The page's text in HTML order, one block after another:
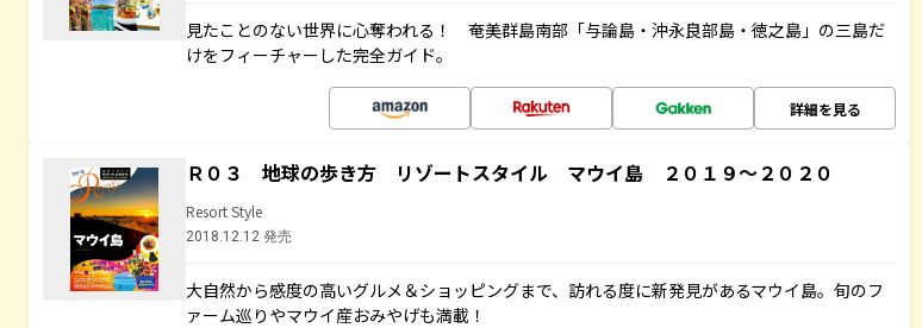
見たことのない世界に心奪われる！ 奄美群島南部「与論島・沖永良部島・徳之島」の三島だ
けをフィーチャーした完全ガイド。
詳細を見る
Ｒ０３ 地球の歩き方 リゾートスタイル マウイ島 ２０１９～２０２０
Resort Style
2018.12.12 発売
大自然から感度の高いグルメ＆ショッピングまで、訪れる度に新発見があるマウイ島。旬のフ
ァーム巡りやマウイ産おみやげも満載！